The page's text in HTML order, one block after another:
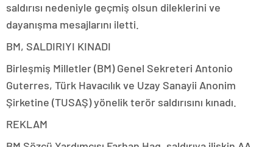
saldırısı nedeniyle geçmiş olsun dileklerini ve
dayanışma mesajlarını iletti.
BM, SALDIRIYI KINADI
Birleşmiş Milletler (BM) Genel Sekreteri Antonio
Guterres, Türk Havacılık ve Uzay Sanayii Anonim
Şirketine (TUSAŞ) yönelik terör saldırısını kınadı.
REKLAM